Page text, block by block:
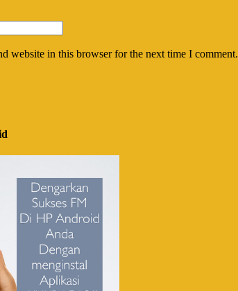
website in this browser for the next time I comment.